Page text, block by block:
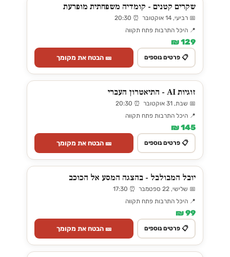
שקרים קטנים - קומדיה משפחתית מופרעת
📅 רביעי, 14 אוקטובר ⏰ 20:30
📍 היכל התרבות פתח תקווה
129 ₪
📋 פרטים נוספים 🎫 הבטח את מקומך
זוגיות AI - התיאטרון העברי
📅 שבת, 31 אוקטובר ⏰ 20:30
📍 היכל התרבות פתח תקווה
145 ₪
📋 פרטים נוספים 🎫 הבטח את מקומך
יובל המבולבל - בהצגה המסע אל הכוכב
📅 שלישי, 22 ספטמבר ⏰ 17:30
📍 היכל התרבות פתח תקווה
99 ₪
📋 פרטים נוספים 🎫 הבטח את מקומך